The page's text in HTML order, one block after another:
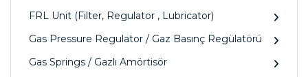
FRL Unit (Filter, Regulator , Lubricator)
Gas Pressure Regulator / Gaz Basınç Regülatörü
Gas Springs / Gazlı Amörtisör